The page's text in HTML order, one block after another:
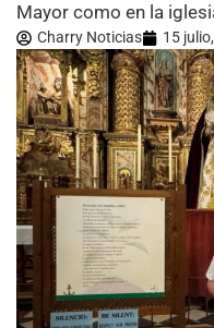
Mayor como en la
Charry Noticias 15